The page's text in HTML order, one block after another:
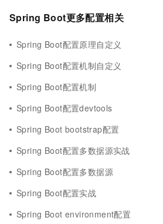
Spring Boot更多配置相关
Spring Boot配置原理自定义
Spring Boot配置机制自定义
Spring Boot配置机制
Spring Boot配置devtools
Spring Boot bootstrap配置
Spring Boot配置多数据源实战
Spring Boot配置多数据源
Spring Boot配置实战
Spring Boot environment配置